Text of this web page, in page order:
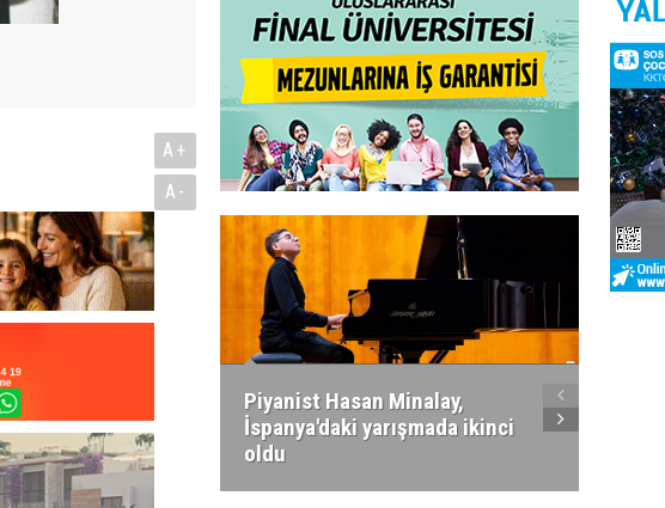
A+
A-
Piyanist Hasan Minalay,
İspanya'daki yarışmada ikinci
oldu